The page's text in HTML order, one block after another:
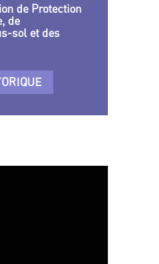
de Protection
de
sol et des